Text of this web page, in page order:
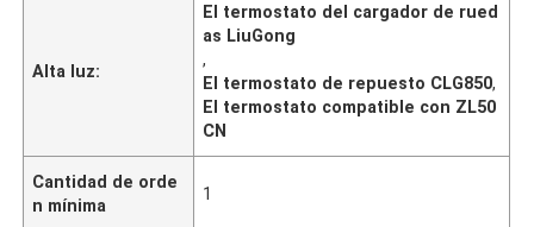
Alta luz:
El termostato del cargador de rued
as LiuGong
,
El termostato de repuesto CLG850,
El termostato compatible con ZL50
CN
Cantidad de orde
n mínima
1